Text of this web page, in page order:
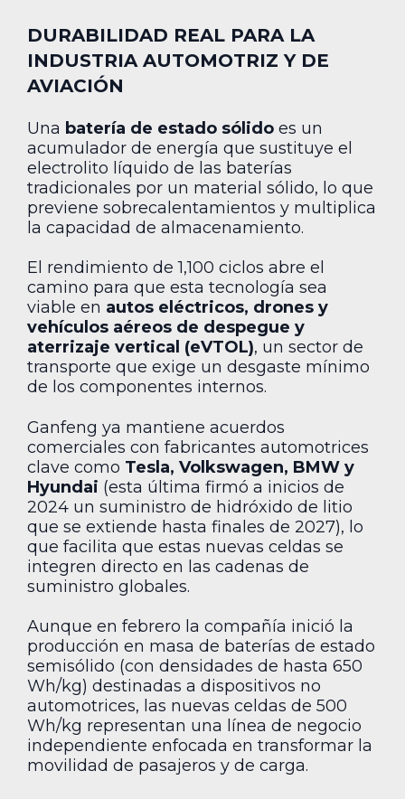
DURABILIDAD REAL PARA LA
INDUSTRIA AUTOMOTRIZ Y DE
AVIACIÓN
Una batería de estado sólido es un
acumulador de energía que sustituye el
electrolito líquido de las baterías
tradicionales por un material sólido, lo que
previene sobrecalentamientos y multiplica
la capacidad de almacenamiento.
El rendimiento de 1,100 ciclos abre el
camino para que esta tecnología sea
viable en autos eléctricos, drones y
vehículos aéreos de despegue y
aterrizaje vertical (eVTOL), un sector de
transporte que exige un desgaste mínimo
de los componentes internos.
Ganfeng ya mantiene acuerdos
comerciales con fabricantes automotrices
clave como Tesla, Volkswagen, BMW y
Hyundai (esta última firmó a inicios de
2024 un suministro de hidróxido de litio
que se extiende hasta finales de 2027), lo
que facilita que estas nuevas celdas se
integren directo en las cadenas de
suministro globales.
Aunque en febrero la compañía inició la
producción en masa de baterías de estado
semisólido (con densidades de hasta 650
Wh/kg) destinadas a dispositivos no
automotrices, las nuevas celdas de 500
Wh/kg representan una línea de negocio
independiente enfocada en transformar la
movilidad de pasajeros y de carga.